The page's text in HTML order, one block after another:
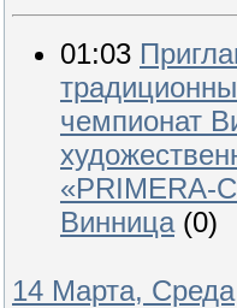
01:03
чемпионат
«PRIMERA-
Винница (0)
14 Марта, Среда